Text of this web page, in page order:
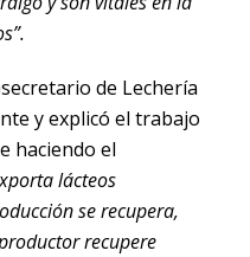
de Lechería
y explicó el trabajo
haciendo el
lácteos
se recupera,
recupere